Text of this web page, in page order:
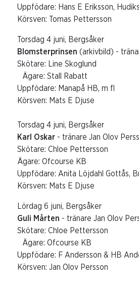
Uppfödare: Hans E Eriksson,
Körsven: Tomas Pettersson
Torsdag 4 juni, Bergsåker
Blomsterprinsen (arkivbild) -
Skötare: Line Skoglund
Ägare: Stall Rabatt
Uppfödare: Manapå HB, m fl
Körsven: Mats E Djuse
Torsdag 4 juni, Bergsåker
Karl Oskar - tränare Jan Olov
Skötare: Chloe Pettersson
Ägare: Ofcourse KB
Uppfödare: Anita Löjdahl Gottås,
Körsven: Mats E Djuse
Lördag 6 juni, Bergsåker
Guli Mårten - tränare Jan Olov
Skötare: Chloe Pettersson
Ägare: Ofcourse KB
Uppfödare: F Andersson & HB
Körsven: Jan Olov Persson